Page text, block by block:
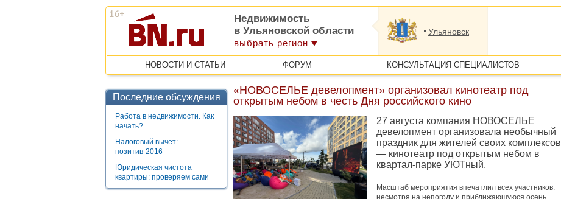
Недвижимость
в Ульяновской области
выбрать регион
Ульяновск
НОВОСТИ И СТАТЬИ ФОРУМ КОНСУЛЬТАЦИЯ СПЕЦИАЛИСТОВ
Последние обсуждения
Работа в недвижимости. Как
начать?
Налоговый вычет:
позитив-2016
Юридическая чистота
квартиры: проверяем сами
«НОВОСЕЛЬЕ девелопмент» организовал кинотеатр под
открытым небом в честь Дня российского кино
27 августа компания НОВОСЕЛЬЕ
девелопмент организовала необычный
праздник для жителей своих комплексов
— кинотеатр под открытым небом в
квартал-парке УЮТный.
Масштаб мероприятия впечатлил всех участников:
несмотря на непогоду и приближающуюся осень,